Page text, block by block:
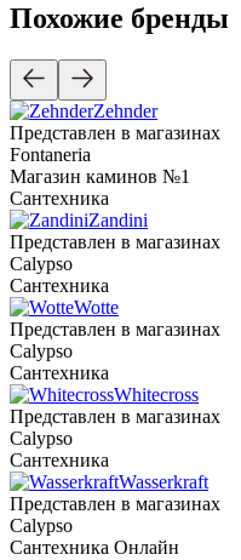
Похожие бренды
Zehnder
Представлен в магазинах
Fontaneria
Магазин каминов №1
Сантехника
Zandini
Представлен в магазинах
Calypso
Сантехника
Wotte
Представлен в магазинах
Calypso
Сантехника
Whitecross
Представлен в магазинах
Calypso
Сантехника
Wasserkraft
Представлен в магазинах
Calypso
Сантехника Онлайн